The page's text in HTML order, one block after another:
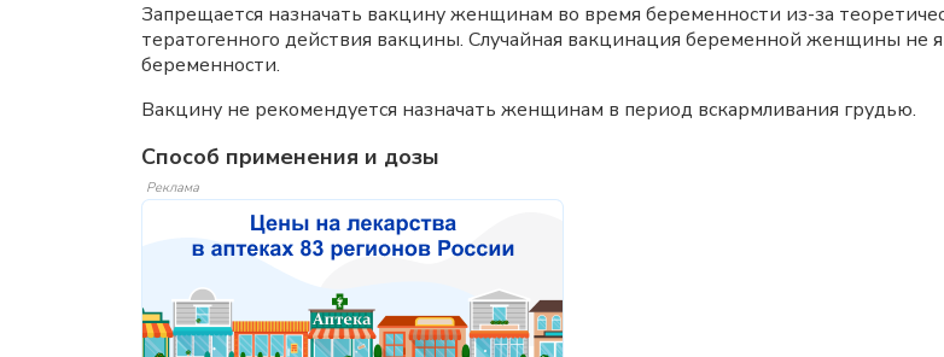
Запрещается назначать вакцину женщинам во время беременности из-за
тератогенного действия вакцины. Случайная вакцинация беременной женщины не
беременности.
Вакцину не рекомендуется назначать женщинам в период вскармливания грудью.
Способ применения и дозы
Реклама